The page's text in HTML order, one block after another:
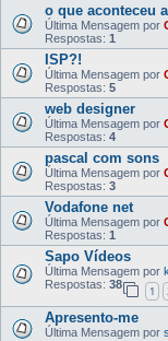
o que aconteceu
Última Mensagem por
Respostas: 1
ISP?!
Última Mensagem por
Respostas: 5
web designer
Última Mensagem por
Respostas: 4
pascal com sons
Última Mensagem por
Respostas: 3
Vodafone net
Última Mensagem por
Respostas: 1
Sapo Vídeos
Última Mensagem por
Respostas: 38
1
Apresento-me
Última Mensagem por